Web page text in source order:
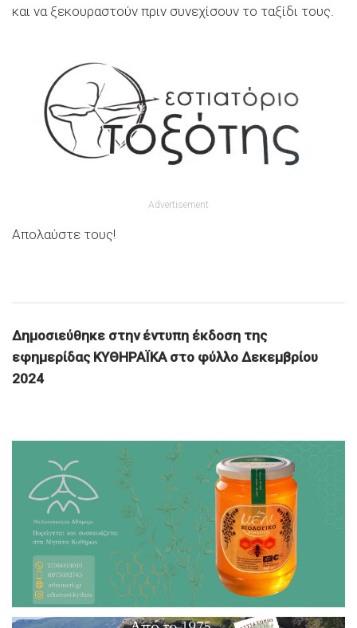
και να ξεκουραστούν πριν συνεχίσουν το ταξίδι τους.
Advertisement
Απολαύστε τους!
Δημοσιεύθηκε στην έντυπη έκδοση της
εφημερίδας ΚΥΘΗΡΑΪΚΑ στο φύλλο Δεκεμβρίου
2024